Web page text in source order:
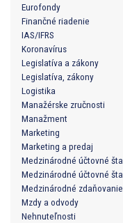
Eurofondy
Finančné riadenie
IAS/IFRS
Koronavírus
Legislatíva a zákony
Legislatíva, zákony
Logistika
Manažérske zručnosti
Manažment
Marketing
Marketing a predaj
Medzinárodné účtovné
Medzinárodné účtovné
Medzinárodné zdaňovanie
Mzdy a odvody
Nehnuteľnosti